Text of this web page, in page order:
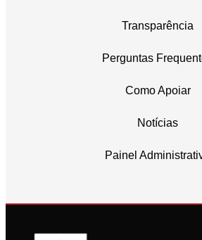
Transparência
Perguntas
Como Apoiar
Notícias
Painel